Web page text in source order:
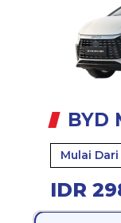
BYD
Mulai Dari
IDR